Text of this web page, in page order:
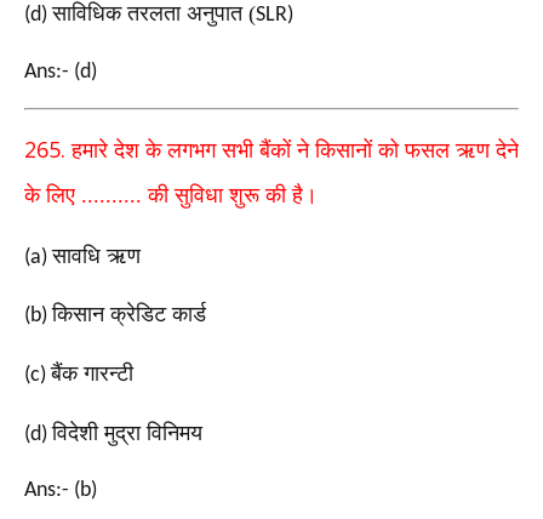
(d)साविधिक तरलता अनुपात (SLR)
Ans:- (d)
265.हमारे देश के लगभग सभी बैंकों ने किसानों को फसल ऋण देने
के लिए .......... की सुविधा शुरू की है।
(a)सावधि ऋण
(b)किसान क्रेडिट कार्ड
(c)बैंक गारन्टी
(d)विदेशी मुद्रा विनिमय
Ans:- (b)